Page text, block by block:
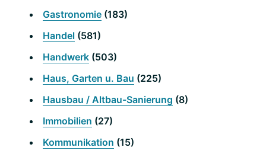
Gastronomie (183)
Handel (581)
Handwerk (503)
Haus, Garten u. Bau (225)
Hausbau / Altbau-Sanierung (8)
Immobilien (27)
Kommunikation (15)